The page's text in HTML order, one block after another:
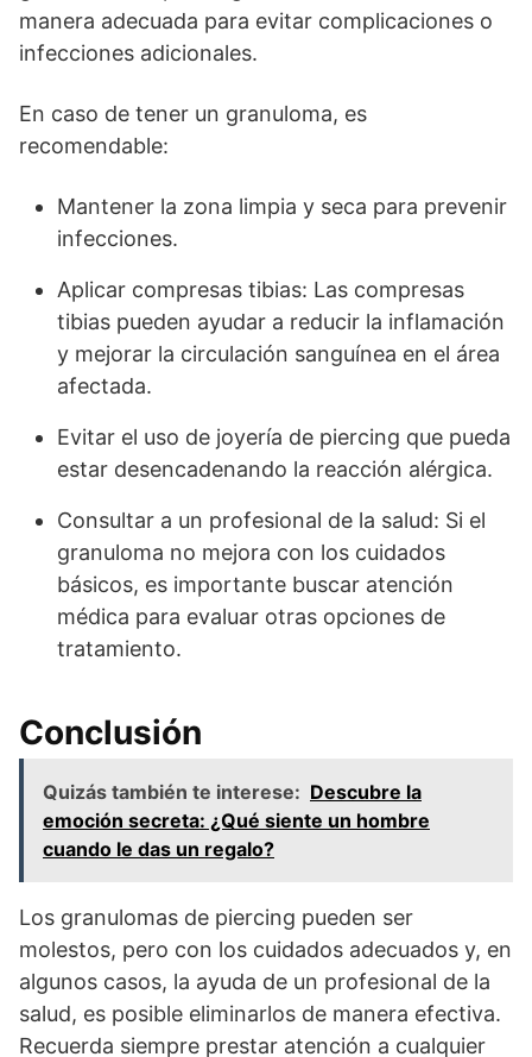
manera adecuada para evitar complicaciones o
infecciones adicionales.
En caso de tener un granuloma, es
recomendable:
Mantener la zona limpia y seca para prevenir
infecciones.
Aplicar compresas tibias: Las compresas
tibias pueden ayudar a reducir la inflamación
y mejorar la circulación sanguínea en el área
afectada.
Evitar el uso de joyería de piercing que pueda
estar desencadenando la reacción alérgica.
Consultar a un profesional de la salud: Si el
granuloma no mejora con los cuidados
básicos, es importante buscar atención
médica para evaluar otras opciones de
tratamiento.
Conclusión
Quizás también te interese: Descubre la
emoción secreta: ¿Qué siente un hombre
cuando le das un regalo?
Los granulomas de piercing pueden ser
molestos, pero con los cuidados adecuados y, en
algunos casos, la ayuda de un profesional de la
salud, es posible eliminarlos de manera efectiva.
Recuerda siempre prestar atención a cualquier